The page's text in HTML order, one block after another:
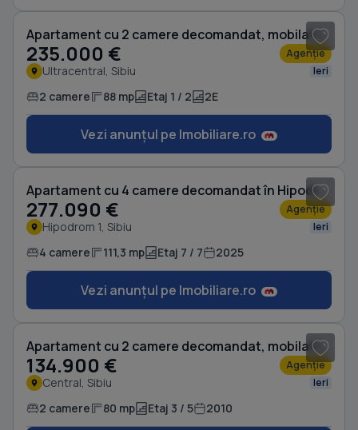
Apartament cu 2 camere decomandat, mobilat în Ultracentral
235.000 € Agenție
Ultracentral, Sibiu Ieri
2 camere 88 mp Etaj 1 / 2 2E
Vezi anunțul pe Imobiliare.ro
Apartament cu 4 camere decomandat în Hipodrom 1
277.090 € Agenție
Hipodrom 1, Sibiu Ieri
4 camere 111,3 mp Etaj 7 / 7 2025
Vezi anunțul pe Imobiliare.ro
Apartament cu 2 camere decomandat, mobilat în Central
134.900 € Agenție
Central, Sibiu Ieri
2 camere 80 mp Etaj 3 / 5 2010